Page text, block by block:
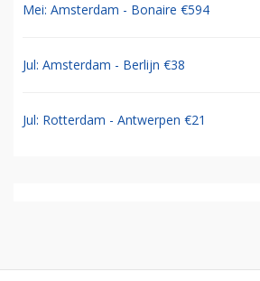
Mei: Amsterdam - Bonaire €594
Jul: Amsterdam - Berlijn €38
Jul: Rotterdam - Antwerpen €21